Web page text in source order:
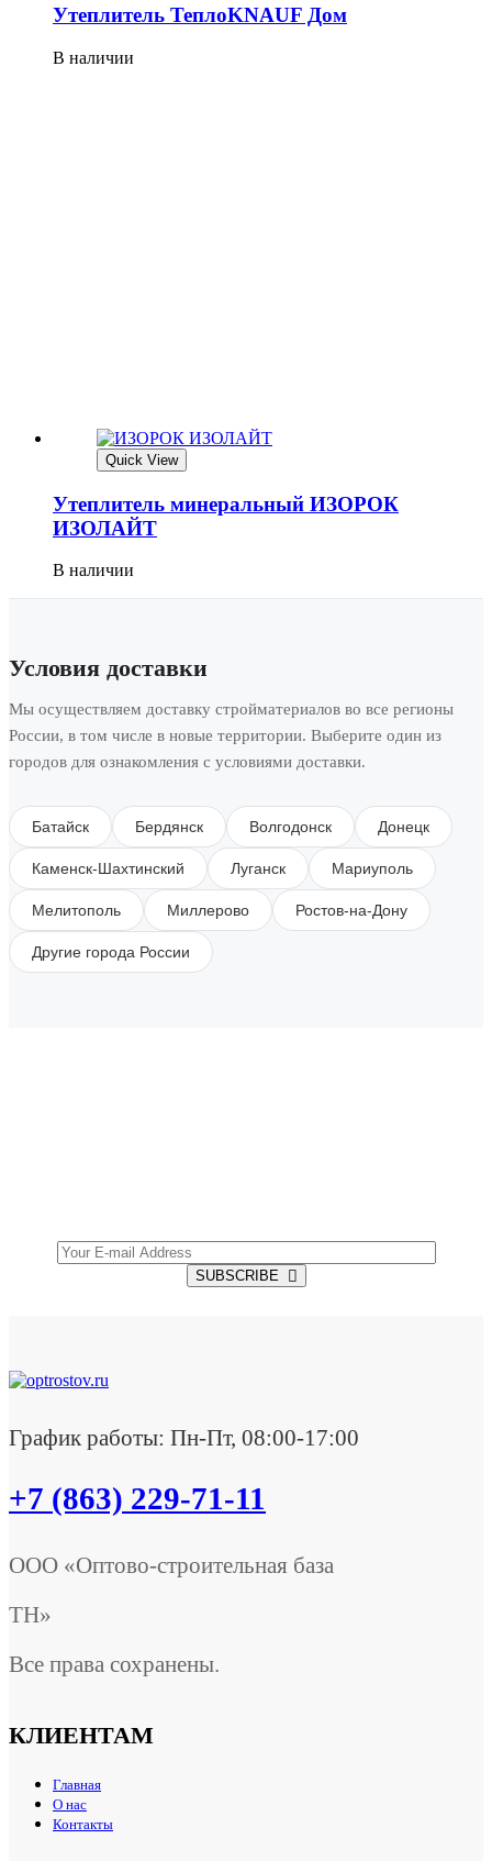
Утеплитель ТеплоKNAUF Дом
В наличии
Quick View
Утеплитель минеральный ИЗОРОК
ИЗОЛАЙТ
В наличии
Условия доставки
Мы осуществляем доставку стройматериалов во все регионы
России, в том числе в новые территории. Выберите один из
городов для ознакомления с условиями доставки.
Батайск Бердянск Волгодонск Донецк
Каменск-Шахтинский Луганск Мариуполь
Мелитополь Миллерово Ростов-на-Дону
Другие города России
SUBSCRIBE
График работы: Пн-Пт, 08:00-17:00
+7 (863) 229-71-11
ООО «Оптово-строительная база
ТН»
Все права сохранены.
КЛИЕНТАМ
Главная
О нас
Контакты